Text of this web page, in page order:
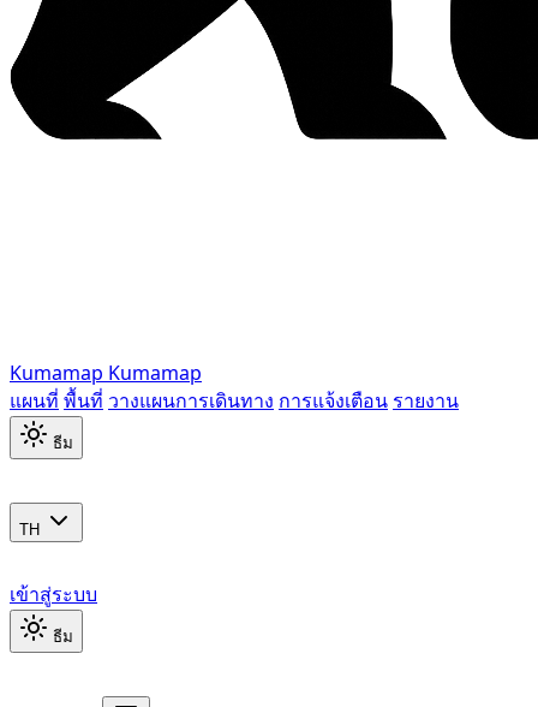
Kumamap Kumamap
แผนที่ พื้นที่ วางแผนการเดินทาง การแจ้งเตือน รายงาน
ธีม
TH
เข้าสู่ระบบ
ธีม